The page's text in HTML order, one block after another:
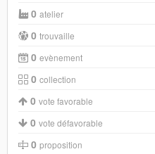
0 atelier
0 trouvaille
0 evènement
0 collection
0 vote favorable
0 vote défavorable
0 proposition